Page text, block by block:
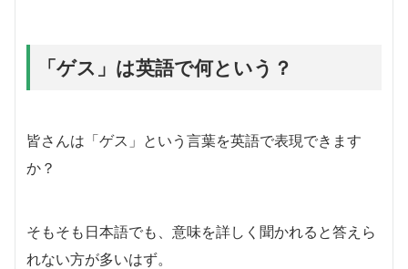
「ゲス」は英語で何という？
皆さんは「ゲス」という言葉を英語で表現できます
か？
そもそも日本語でも、意味を詳しく聞かれると答えら
れない方が多いはず。